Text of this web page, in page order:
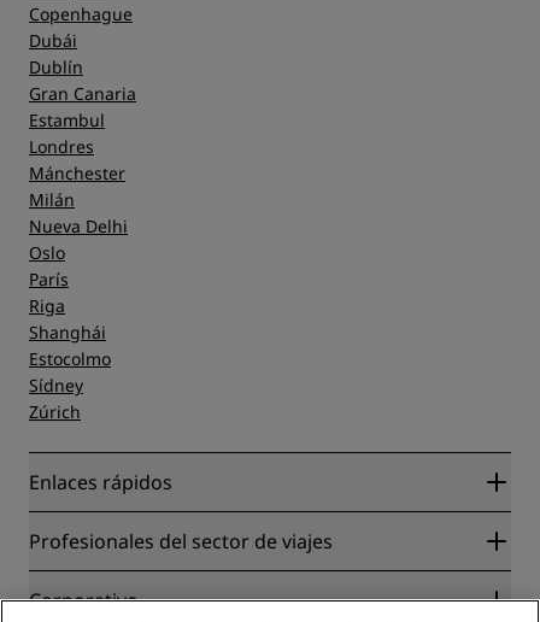
Copenhague
Dubái
Dublín
Gran Canaria
Estambul
Londres
Mánchester
Milán
Nueva Delhi
Oslo
París
Riga
Shanghái
Estocolmo
Sídney
Zúrich
Enlaces rápidos
Radisson Rewards
Blog
Profesionales del sector de viajes
Colaboradores
Corporativo